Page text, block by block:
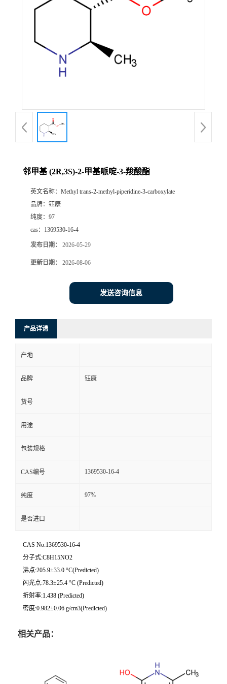
邻甲基 (2R,3S)-2-甲基哌啶-3-羧酸酯
英文名称： Methyl trans-2-methyl-piperidine-3-carboxylate
品牌： 钰康
纯度： 97
cas： 1369530-16-4
发布日期： 2026-05-29
更新日期： 2026-08-06
发送咨询信息
产品详请
产地
品牌 钰康
货号
用途
包装规格
CAS编号 1369530-16-4
纯度 97%
是否进口
CAS No:1369530-16-4
分子式:C8H15NO2
沸点:205.9±33.0 °C(Predicted)
闪光点:78.3±25.4 °C (Predicted)
折射率:1.438 (Predicted)
密度:0.982±0.06 g/cm3(Predicted)
相关产品：